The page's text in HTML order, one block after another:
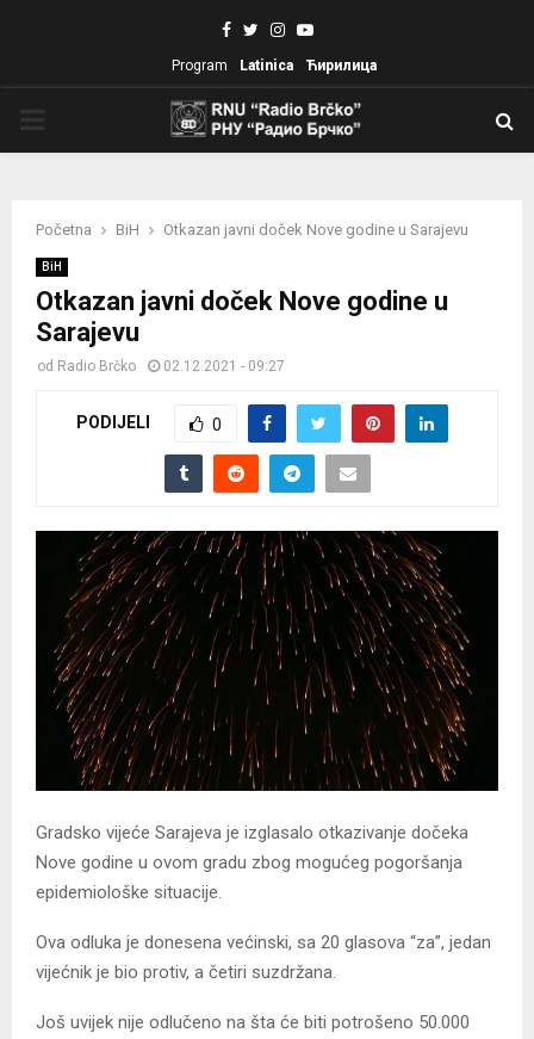
Facebook
TwitterInstagram
Youtube
Program Latinica Ћирилица
Početna BiH Otkazan javni doček Nove godine u Sarajevu
BiH
Otkazan javni doček Nove godine u
Sarajevu
od Radio Brčko 02.12.2021 - 09:27
PODIJELI 0
Gradsko vijeće Sarajeva je izglasalo otkazivanje dočeka
Nove godine u ovom gradu zbog mogućeg pogoršanja
epidemiološke situacije.
Ova odluka je donesena većinski, sa 20 glasova “za”, jedan
vijećnik je bio protiv, a četiri suzdržana.
Još uvijek nije odlučeno na šta će biti potrošeno 50.000